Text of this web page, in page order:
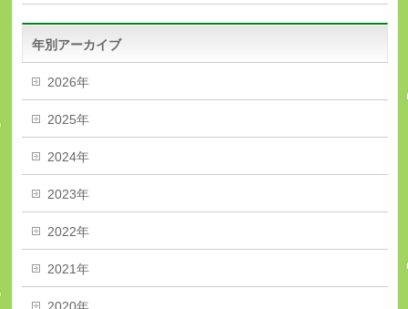
年別アーカイブ
2026年
2025年
2024年
2023年
2022年
2021年